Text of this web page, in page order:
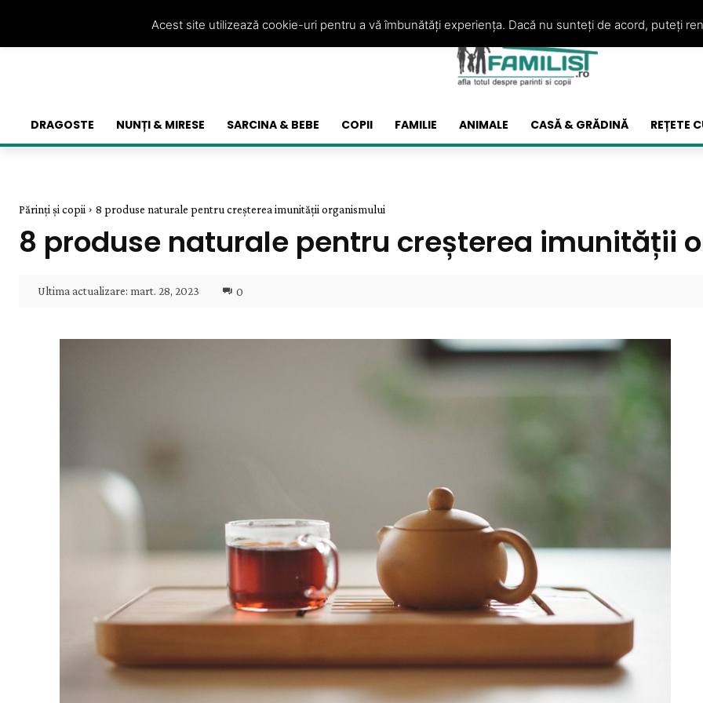
DRAGOSTE NUNȚI & MIRESE SARCINA & BEBE COPII FAMILIE ANIMALE CASĂ & GRĂDINĂ REȚETE
Părinți și copii 8 produse naturale pentru creșterea imunității organismului
8 produse naturale pentru creșterea imunității
Ultima actualizare: mart. 28, 2023 0
Acest site utilizează cookie-uri pentru a vă îmbunătăți experiența. Dacă nu sunteți de acord, puteți